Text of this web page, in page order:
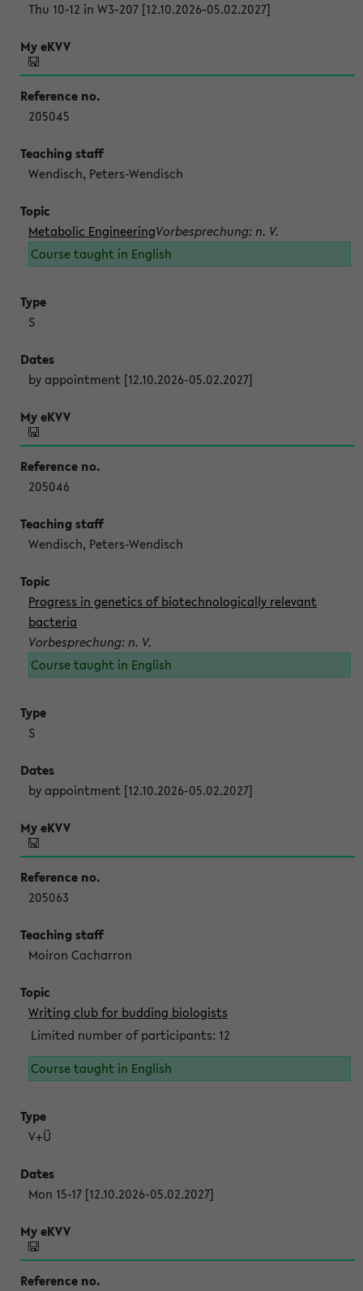
Thu 10-12 in W3-207 [12.10.2026-05.02.2027]
205045
Wendisch, Peters-Wendisch
Metabolic EngineeringVorbesprechung: n. V.
Course taught in English
S
by appointment [12.10.2026-05.02.2027]
205046
Wendisch, Peters-Wendisch
Progress in genetics of biotechnologically relevant
bacteria
Vorbesprechung: n. V.
Course taught in English
S
by appointment [12.10.2026-05.02.2027]
205063
Moiron Cacharron
Writing club for budding biologists
Limited number of participants: 12
Course taught in English
V+Ü
Mon 15-17 [12.10.2026-05.02.2027]